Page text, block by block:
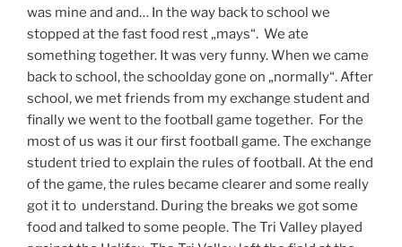
was mine and and… In the way back to school we
stopped at the fast food rest „mays“. We ate
something together. It was very funny. When we came
back to school, the schoolday gone on „normally“. After
school, we met friends from my exchange student and
finally we went to the football game together. For the
most of us was it our first football game. The exchange
student tried to explain the rules of football. At the end
of the game, the rules became clearer and some really
got it to understand. During the breaks we got some
food and talked to some people. The Tri Valley played